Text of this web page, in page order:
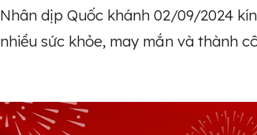
Nhân dịp Quốc khánh 02/09/2024
nhiều sức khỏe, may mắn và thành